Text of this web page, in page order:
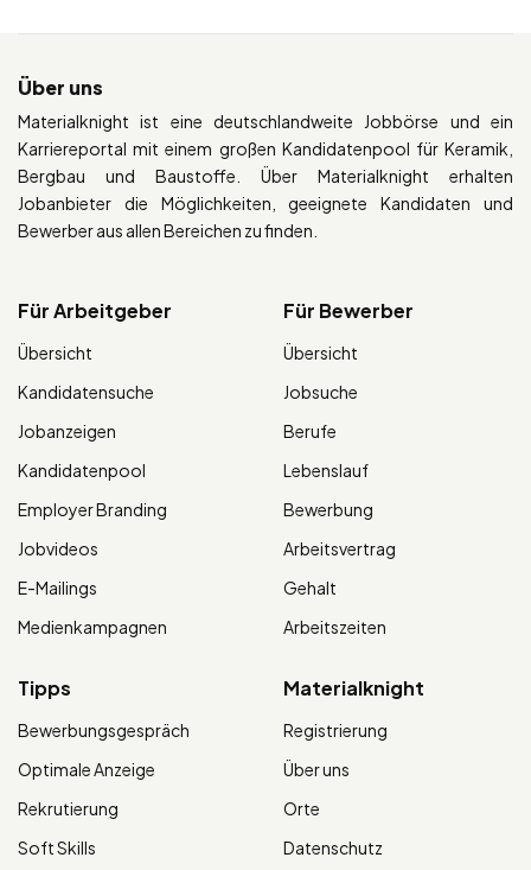
Über uns
Materialknight ist eine deutschlandweite Jobbörse und ein
Karriereportal mit einem großen Kandidatenpool für Keramik,
Bergbau und Baustoffe. Über Materialknight erhalten
Jobanbieter die Möglichkeiten, geeignete Kandidaten und
Bewerber aus allen Bereichen zu finden.
Für Arbeitgeber
Übersicht
Kandidatensuche
Jobanzeigen
Kandidatenpool
Employer Branding
Jobvideos
E-Mailings
Medienkampagnen
Für Bewerber
Übersicht
Jobsuche
Berufe
Lebenslauf
Bewerbung
Arbeitsvertrag
Gehalt
Arbeitszeiten
Tipps
Bewerbungsgespräch
Optimale Anzeige
Rekrutierung
Soft Skills
Materialknight
Registrierung
Über uns
Orte
Datenschutz